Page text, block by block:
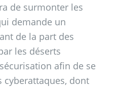
de surmonter les
demande un
de la part des
les déserts
afin de se
cyberattaques, dont